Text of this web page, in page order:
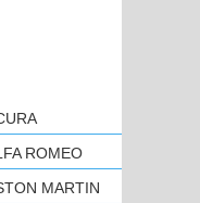
ROMEO
MARTIN